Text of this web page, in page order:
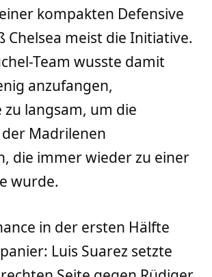
kompakten Defensive
Chelsea meist die Initiative.
Team wusste damit
anzufangen,
langsam, um die
Madrilenen
die immer wieder zu einer
wurde.
in der ersten Hälfte
Luis Suarez setzte